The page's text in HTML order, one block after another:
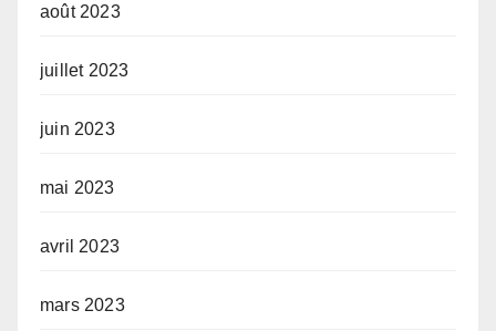
août 2023
juillet 2023
juin 2023
mai 2023
avril 2023
mars 2023